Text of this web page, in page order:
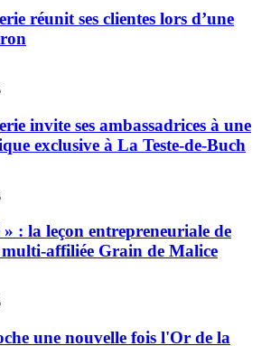
réunit ses clientes lors d’une
invite ses ambassadrices à une
exclusive à La Teste-de-Buch
» : la leçon entrepreneuriale de
affiliée Grain de Malice
une nouvelle fois l'Or de la